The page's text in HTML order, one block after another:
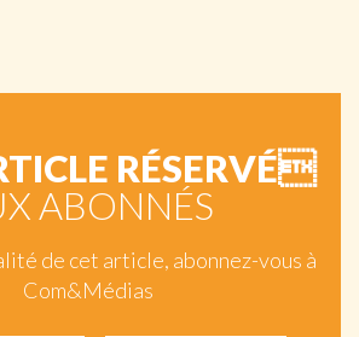
RÉSERVÉ
ABONNÉS
de cet article, abonnez-vous à
Com&Médias